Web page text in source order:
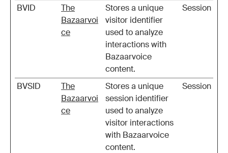
BVID
The
Bazaarvoi
ce
Stores a unique
visitor identifier
used to analyze
interactions with
Bazaarvoice
content.
Session
BVSID
The
Bazaarvoi
ce
Stores a unique
session identifier
used to analyze
visitor interactions
with Bazaarvoice
content.
Session